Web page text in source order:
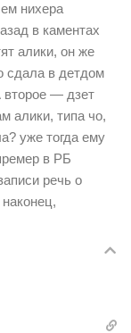
нихера
в каментах
алики, он же
сдала в детдом
второе — дзет
алики, типа чо,
уже тогда ему
в РБ
речь о